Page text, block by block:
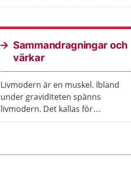
Sammandragningar och
värkar
Livmodern är en muskel. Ibland
under graviditeten spänns
livmodern. Det kallas för
värkar.